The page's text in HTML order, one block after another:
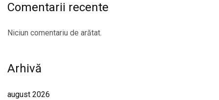
Comentarii recente
Niciun comentariu de arătat.
Arhivă
august 2026